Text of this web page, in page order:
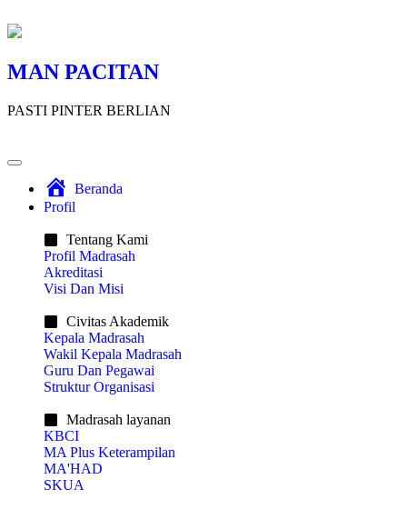
MAN PACITAN
PASTI PINTER BERLIAN
Beranda
Profil
Tentang Kami
Profil Madrasah
Akreditasi
Visi Dan Misi
Civitas Akademik​
Kepala Madrasah
Wakil Kepala Madrasah
Guru Dan Pegawai
Struktur Organisasi
Madrasah layanan
KBCI
MA Plus Keterampilan
MA'HAD
SKUA